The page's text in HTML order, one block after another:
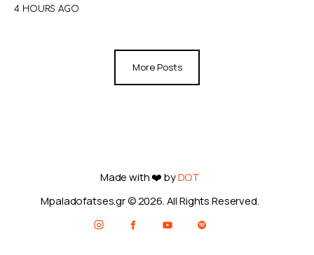
4 HOURS AGO
More Posts
Made with ❤️ byDOT
Mpaladofatses.gr © 2026. All Rights Reserved.